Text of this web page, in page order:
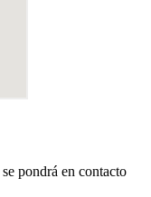
pondrá en contacto